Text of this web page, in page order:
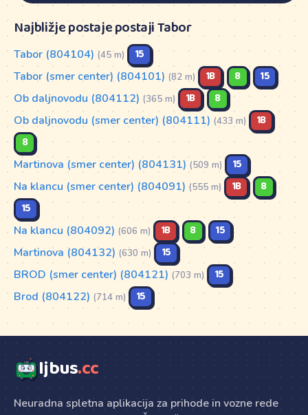
Najbližje postaje postaji Tabor
Tabor (804104) (45 m) 15
Tabor (smer center) (804101) (82 m) 1B 8 15
Ob daljnovodu (804112) (365 m) 1B 8
Ob daljnovodu (smer center) (804111) (433 m)
1B
8
Martinova (smer center) (804131) (509 m) 15
Na klancu (smer center) (804091) (555 m) 1B
8
15
Na klancu (804092) (606 m) 1B 8 15
Martinova (804132) (630 m) 15
BROD (smer center) (804121) (703 m) 15
Brod (804122) (714 m) 15
ljbus.cc
Neuradna spletna aplikacija za prihode in vozne rede